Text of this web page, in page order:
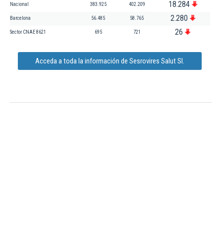
Nacional 383.925 402.209 18.284
Barcelona 56.485 58.765 2.280
Sector CNAE 8621 695 721 26
Acceda a toda la información de Sesrovires Salut Sl.